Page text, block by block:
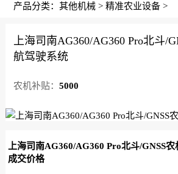
产品分类： 其他机械 > 精准农业设备 >
上海司南AG360/AG360 Pro北斗/
航驾驶系统
农机补贴： 5000
上海司南AG360/AG360 Pro北斗/GNSS
成交价格